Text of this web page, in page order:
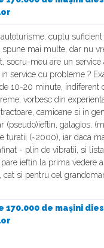
cuplu
mai multe, dar nu
socru-meu are un service
service cu probleme ?
10-20 minute, indiferent
vorbesc din
camioane si in
(pseudo)ieftin, galagios,
turatii (~2000), iar daca
- plin de vibratii, si
ieftin la prima vedere
si pentru cel
de mașini